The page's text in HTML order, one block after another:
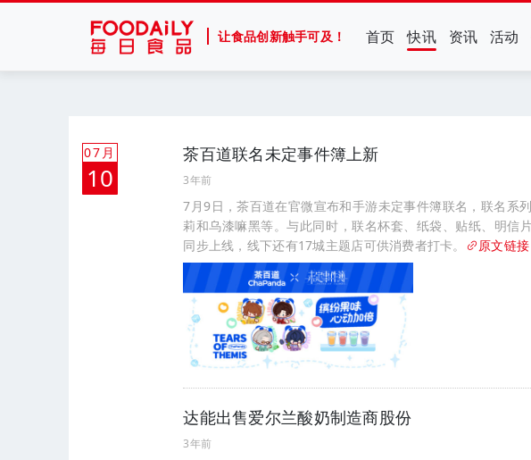
让食品创新触手可及！ 首页 快讯 资讯 活动
07月
10
茶百道联名未定事件簿上新
3年前
7月9日，茶百道在官微宣布和手游未定事件簿联名，联名系
莉和乌漆嘛黑等。与此同时，联名杯套、纸袋、贴纸、明信
同步上线，线下还有17城主题店可供消费者打卡。
原文链接
达能出售爱尔兰酸奶制造商股份
3年前